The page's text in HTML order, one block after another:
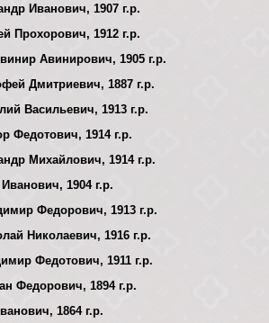
Иванович, 1907 г.р.
Прохорович, 1912 г.р.
Авинирович, 1905 г.р.
Дмитриевич, 1887 г.р.
Васильевич, 1913 г.р.
Федотович, 1914 г.р.
Михайлович, 1914 г.р.
1904 г.р.
Федорович, 1913 г.р.
Николаевич, 1916 г.р.
Федотович, 1911 г.р.
Федорович, 1894 г.р.
1864 г.р.